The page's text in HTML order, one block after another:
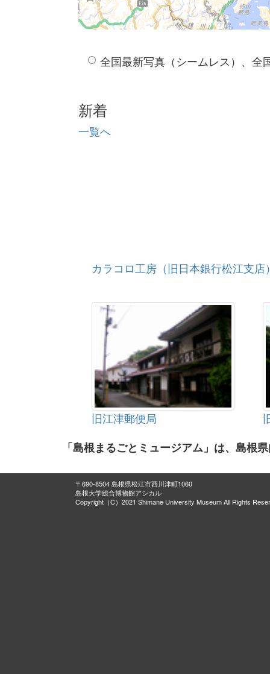
全国最新写真（シームレス）、全
新着
一覧へ
カラコロ工房（旧日本銀行松江支店
旧江津郵便局
「島根まるごとミュージアム」は、島根
〒690-8504 島根県松江市西川津町1060
島根大学総合博物館アシカル
Copyright（C）2021 Shimane University Museum All Rights